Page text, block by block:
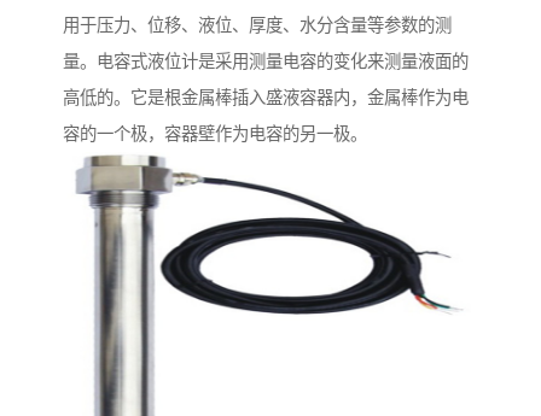
用于压力、位移、液位、厚度、水分含量等参数的测
量。电容式液位计是采用测量电容的变化来测量液面的
高低的。它是根金属棒插入盛液容器内，金属棒作为电
容的一个极，容器壁作为电容的另一极。